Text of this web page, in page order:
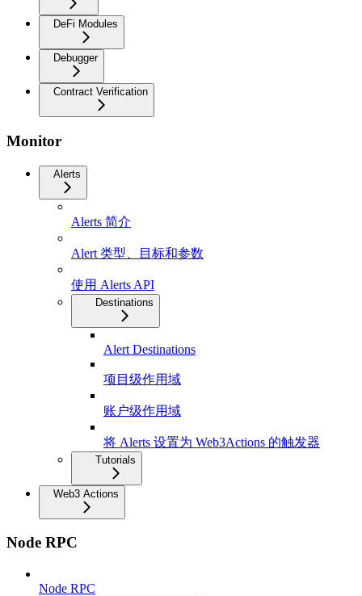
DeFi Modules
Debugger
Contract Verification
Monitor
Alerts
Alerts 简介
Alert 类型、目标和参数
使用 Alerts API
Destinations
Alert Destinations
项目级作用域
账户级作用域
将 Alerts 设置为 Web3Actions 的触发器
Tutorials
Web3 Actions
Node RPC
Node RPC